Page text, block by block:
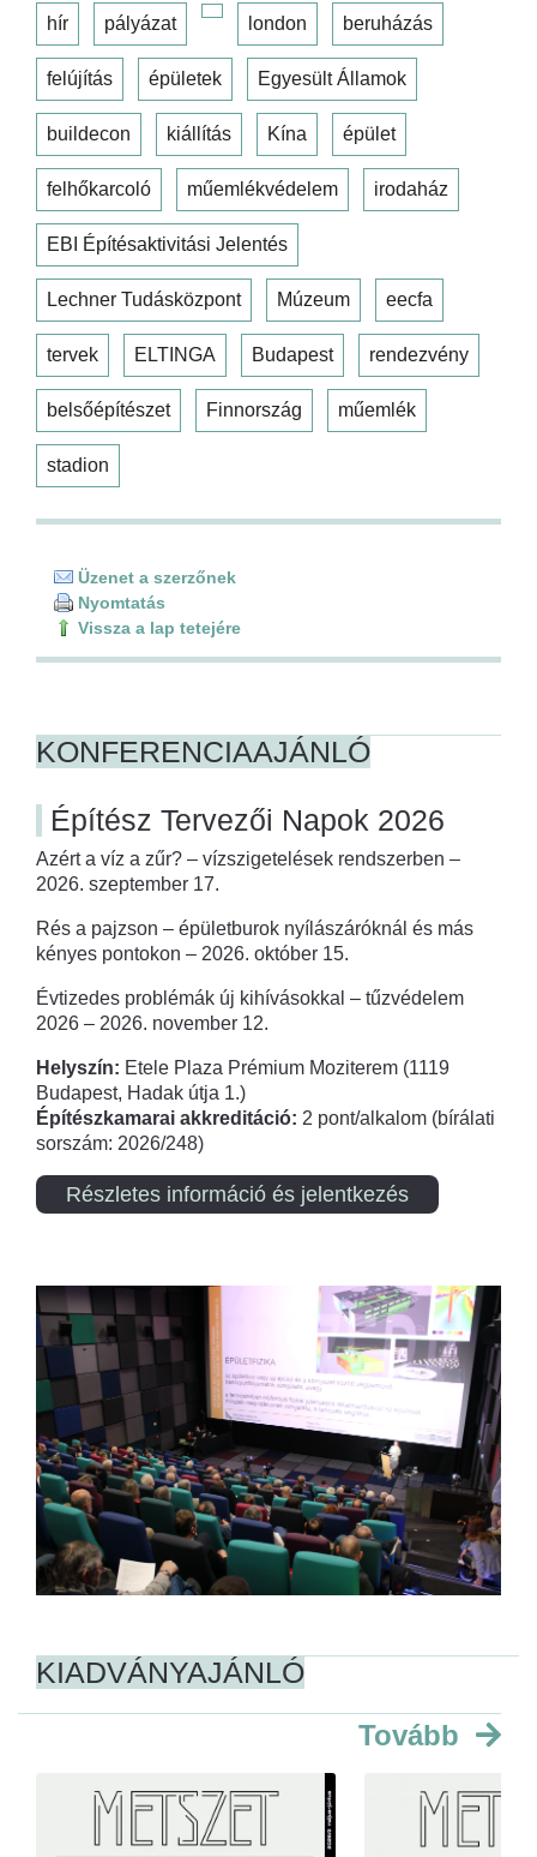
hír pályázat london beruházás
felújítás épületek Egyesült Államok
buildecon kiállítás Kína épület
felhőkarcoló műemlékvédelem irodaház
EBI Építésaktivitási Jelentés
Lechner Tudásközpont Múzeum eecfa
tervek ELTINGA Budapest rendezvény
belsőépítészet Finnország műemlék
stadion
Üzenet a szerzőnek
Nyomtatás
Vissza a lap tetejére
KONFERENCIAAJÁNLÓ
Építész Tervezői Napok 2026
Azért a víz a zűr? – vízszigetelések rendszerben –
2026. szeptember 17.
Rés a pajzson – épületburok nyílászáróknál és más
kényes pontokon – 2026. október 15.
Évtizedes problémák új kihívásokkal – tűzvédelem
2026 – 2026. november 12.
Helyszín: Etele Plaza Prémium Moziterem (1119
Budapest, Hadak útja 1.)
Építészkamarai akkreditáció: 2 pont/alkalom (bírálati
sorszám: 2026/248)
Részletes információ és jelentkezés
KIADVÁNYAJÁNLÓ
Tovább